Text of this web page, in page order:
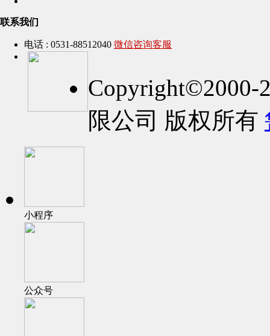
联系我们
电话 : 0531-88512040 微信咨询客服
Copyright©2000-
限公司 版权所有
小程序
公众号